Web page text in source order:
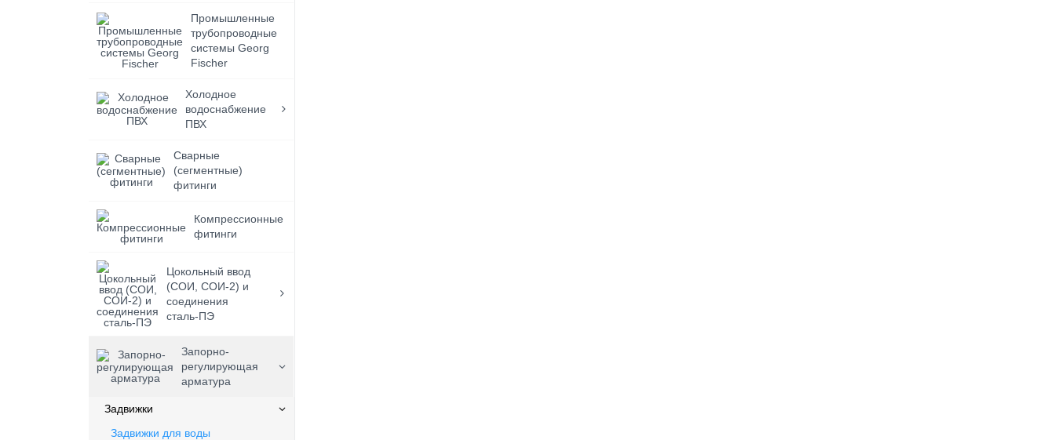
Промышленные
трубопроводные
системы Georg
Fischer
Холодное
водоснабжение
ПВХ
Сварные
(сегментные)
фитинги
Компрессионные
фитинги
Цокольный ввод
(СОИ, СОИ-2) и
соединения
сталь-ПЭ
Запорно-
регулирующая
арматура
Задвижки
Задвижки для воды